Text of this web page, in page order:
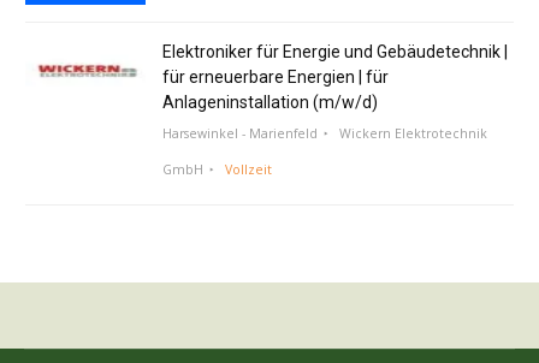
Elektroniker für Energie und Gebäudetechnik |
für erneuerbare Energien | für
Anlageninstallation (m/w/d)
Harsewinkel - Marienfeld Wickern Elektrotechnik
GmbH Vollzeit